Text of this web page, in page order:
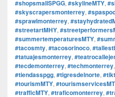
#shopsmallSPGG, #skylineMTY,
#skyscrapersmonterrey,
#sprawlmonterrey,
#streetartMHY,
#summertemperaturesMTY,
#tacosmty, #tacosorinoco,
#tatuajesmonterrey,
#tecdemonterrey, #techmonterrey,
#tiendasspgg, #tigresdelnorte,
#tourismMTY,
#trafficMTY, #traficomonterrey,